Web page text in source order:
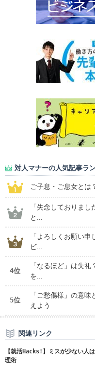
対人マナーの人気記事ラ
ご子息・ご息女とは
「失念しておりま
と...
「よろしくお願い
ビ...
4位
「なるほど」は失
を...
5位
「ご愁傷様」の意
えよう
関連リンク
【就活Hacks!】ミスが少ない人
理術